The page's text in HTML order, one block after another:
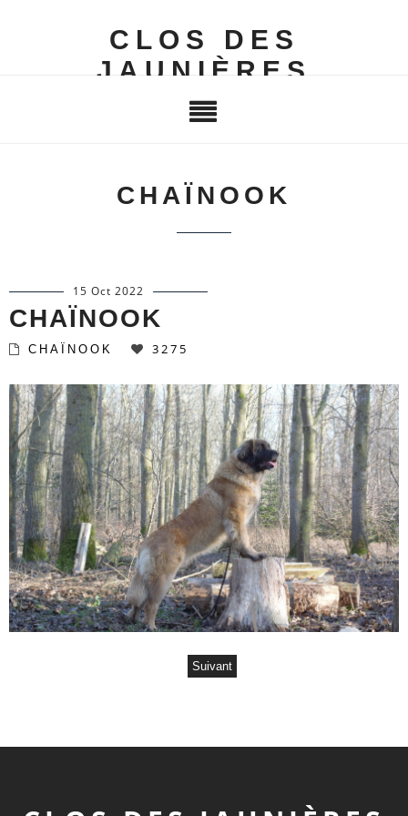
CLOS DES
JAUNIÈRES
CHAÏNOOK
15 Oct 2022
CHAÏNOOK
CHAÏNOOK 3275
Suivant